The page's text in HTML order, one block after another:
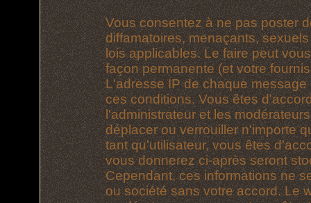
Vous consentez à ne pas poster
diffamatoires, menaçants,
lois applicables. Le faire peut
façon permanente (et votre
L'adresse IP de chaque
ces conditions. Vous êtes
l'administrateur et les
déplacer ou verrouiller n'importe
tant qu'utilisateur, vous êtes
vous donnerez ci-après seront
Cependant, ces informations ne
ou société sans votre accord. Le